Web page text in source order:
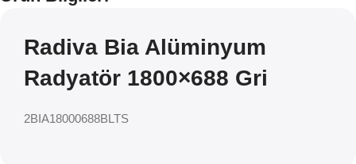
Radiva Bia Alüminyum
Radyatör 1800×688 Gri
2BIA18000688BLTS